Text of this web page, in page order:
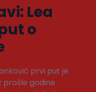
Lea
o
prvi put je
prošle godine